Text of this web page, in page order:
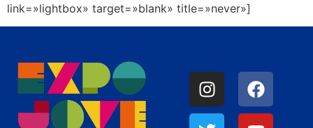
link=»lightbox» target=»blank» title=»never»]